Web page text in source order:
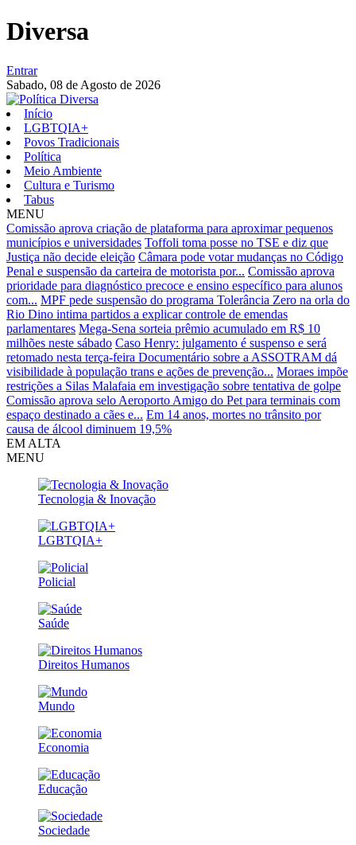
Diversa
Entrar
Sabado, 08 de Agosto de 2026
Início
LGBTQIA+
Povos Tradicionais
Política
Meio Ambiente
Cultura e Turismo
Tabus
MENU
Comissão aprova criação de plataforma para aproximar pequenos
municípios e universidades Toffoli toma posse no TSE e diz que
Justiça não decide eleição Câmara pode votar mudanças no Código
Penal e suspensão da carteira de motorista por... Comissão aprova
prioridade para diagnóstico precoce e ensino específico para alunos
com... MPF pede suspensão do programa Tolerância Zero na orla do
Rio Dino intima partidos a explicar controle de emendas
parlamentares Mega-Sena sorteia prêmio acumulado em R$ 10
milhões neste sábado Caso Henry: julgamento é suspenso e será
retomado nesta terça-feira Documentário sobre a ASSOTRAM dá
visibilidade à população trans e ações de prevenção... Moraes impõe
restrições a Silas Malafaia em investigação sobre tentativa de golpe
Comissão aprova selo Aeroporto Amigo do Pet para terminais com
espaço destinado a cães e... Em 14 anos, mortes no trânsito por
causa de álcool diminuem 19,5%
EM ALTA
MENU
Tecnologia & Inovação
LGBTQIA+
Policial
Saúde
Direitos Humanos
Mundo
Economia
Educação
Sociedade